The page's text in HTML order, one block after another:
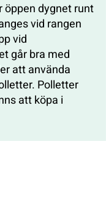
öppen dygnet runt
vid rangen
vid
går bra med
att använda
Polletter
att köpa i